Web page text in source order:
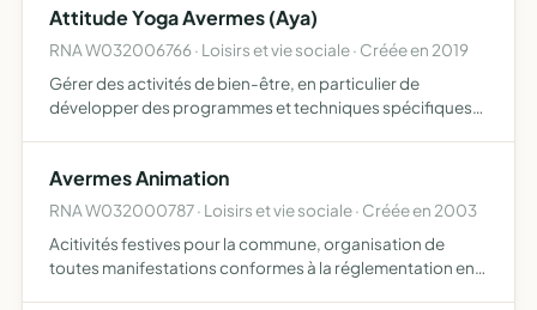
Attitude Yoga Avermes (Aya)
RNA W032006766 · Loisirs et vie sociale · Créée en 2019
Gérer des activités de bien-être, en particulier de
développer des programmes et techniques spécifiques
Avermes Animation
RNA W032000787 · Loisirs et vie sociale · Créée en 2003
Acitivités festives pour la commune, organisation de
toutes manifestations conformes à la réglementation en